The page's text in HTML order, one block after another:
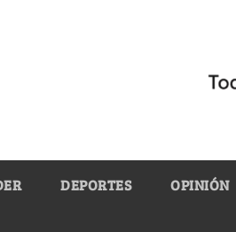
DEPORTES OPINIÓN